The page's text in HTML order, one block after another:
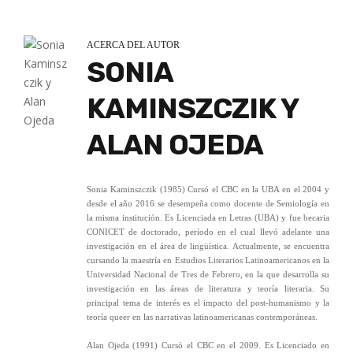
ACERCA DEL AUTOR
SONIA
KAMINSZCZIK Y
ALAN OJEDA
Sonia Kaminszczik (1985) Cursó el CBC en la UBA en el 2004 y
desde el año 2016 se desempeña como docente de Semiología en
la misma institución. Es Licenciada en Letras (UBA) y fue becaria
CONICET de doctorado, período en el cual llevó adelante una
investigación en el área de lingüística. Actualmente, se encuentra
cursando la maestría en Estudios Literarios Latinoamericanos en la
Universidad Nacional de Tres de Febrero, en la que desarrolla su
investigación en las áreas de literatura y teoría literaria. Su
principal tema de interés es el impacto del post-humanismo y la
teoría queer en las narrativas latinoamericanas contemporáneas.
Alan Ojeda (1991) Cursó el CBC en el 2009. Es Licenciado en